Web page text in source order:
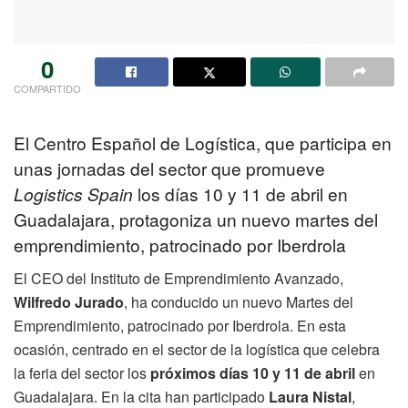
0
COMPARTIDO
El Centro Español de Logística, que participa en
unas jornadas del sector que promueve
Logistics Spain los días 10 y 11 de abril en
Guadalajara, protagoniza un nuevo martes del
emprendimiento, patrocinado por Iberdrola
El CEO del Instituto de Emprendimiento Avanzado,
Wilfredo Jurado, ha conducido un nuevo Martes del
Emprendimiento, patrocinado por Iberdrola. En esta
ocasión, centrado en el sector de la logística que celebra
la feria del sector los próximos días 10 y 11 de abrilen
Guadalajara. En la cita han participado Laura Nistal,